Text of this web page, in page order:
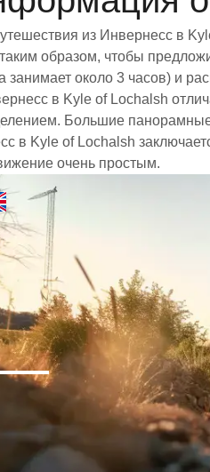
из Инвернесс в
образом, чтобы
занимает около 3 часов) и
в Kyle of Lochalsh
Большие
в Kyle of Lochalsh
очень простым.